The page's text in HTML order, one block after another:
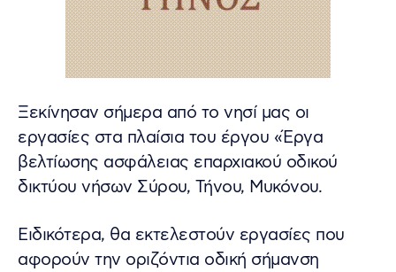
Ξεκίνησαν σήμερα από το νησί μας οι
εργασίες στα πλαίσια του έργου «Έργα
βελτίωσης ασφάλειας επαρχιακού οδικού
δικτύου νήσων Σύρου, Τήνου, Μυκόνου.
Ειδικότερα, θα εκτελεστούν εργασίες που
αφορούν την οριζόντια οδική σήμανση